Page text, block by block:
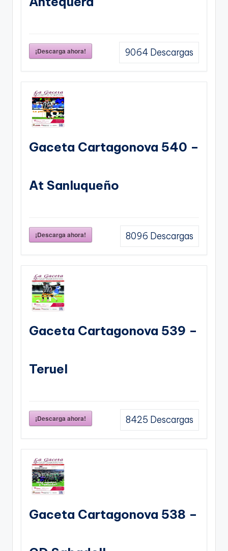
¡Descarga ahora! 9064 Descargas
Gaceta Cartagonova 540 –
At Sanluqueño
¡Descarga ahora! 8096 Descargas
Gaceta Cartagonova 539 –
Teruel
¡Descarga ahora! 8425 Descargas
Gaceta Cartagonova 538 –